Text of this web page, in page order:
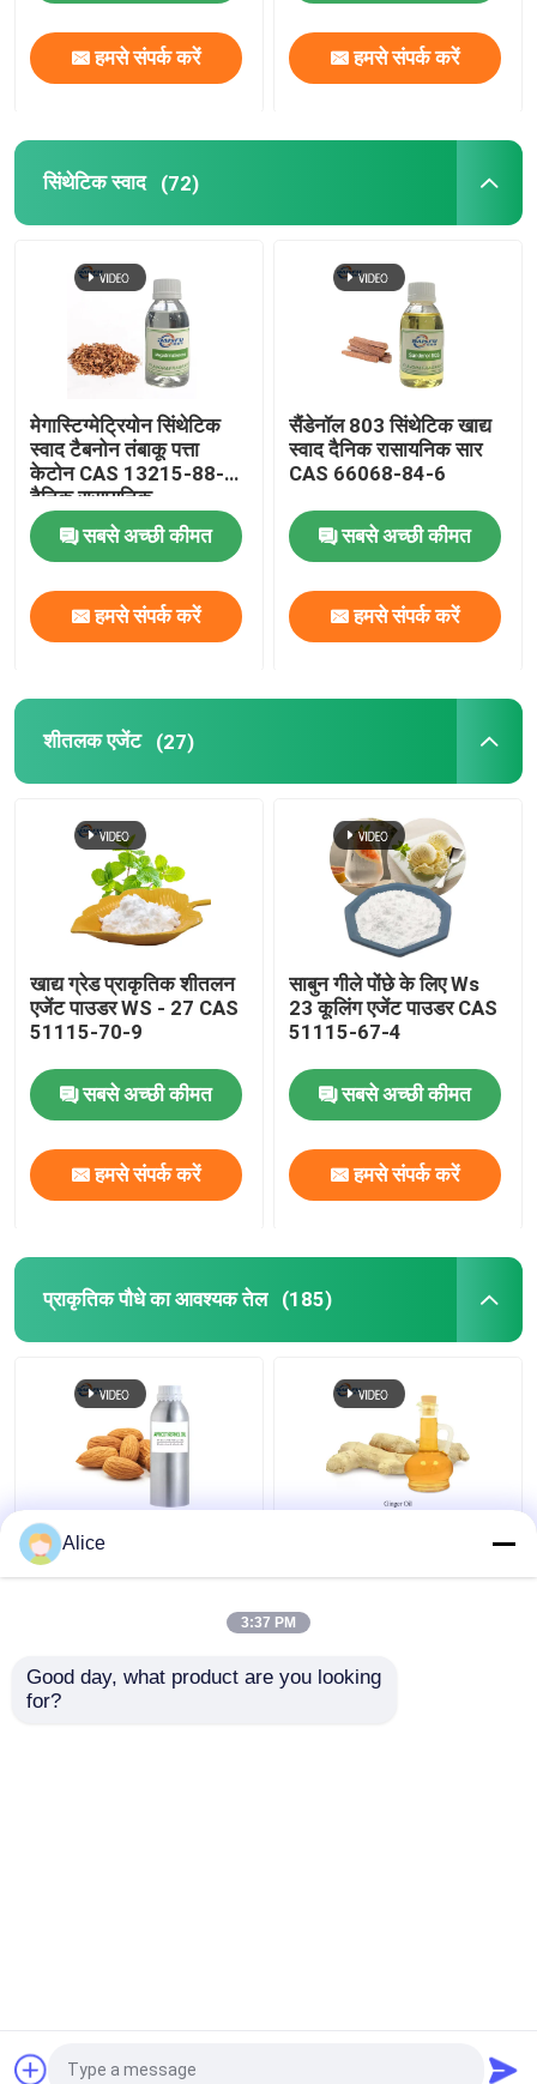
हमसे संपर्क करें हमसे संपर्क करें
सिंथेटिक स्वाद (72)
मेगास्टिग्मेट्रियोन सिंथेटिक
स्वाद टैबनोन तंबाकू पत्ता
केटोन CAS 13215-88-8
दैनिक रासायनिक
सबसे अच्छी कीमत
हमसे संपर्क करें
सैंडेनॉल 803 सिंथेटिक खाद्य
स्वाद दैनिक रासायनिक सार
CAS 66068-84-6
सबसे अच्छी कीमत
हमसे संपर्क करें
शीतलक एजेंट (27)
खाद्य ग्रेड प्राकृतिक शीतलन
एजेंट पाउडर WS - 27 CAS
51115-70-9
सबसे अच्छी कीमत
हमसे संपर्क करें
साबुन गीले पोंछे के लिए Ws
23 कूलिंग एजेंट पाउडर CAS
51115-67-4
सबसे अच्छी कीमत
हमसे संपर्क करें
प्राकृतिक पौधे का आवश्यक तेल (185)
रंगहीन प्राकृतिक वनस्पति
अर्क तेल
तेल खाद्य स्वाद और सुगंध के
लिए
2026 Shaanxi Baisifu Biological Engineering Co.,
Alice
3:37 PM
Good day, what product are you looking
for?